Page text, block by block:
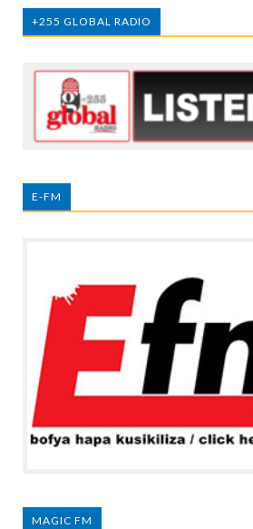
+255 GLOBAL RADIO
E-FM
MAGIC FM